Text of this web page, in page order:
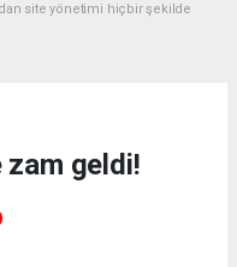
site yönetimi hiçbir şekilde
zam geldi!